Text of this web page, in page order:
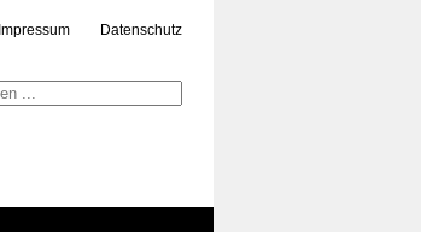
Impressum Datenschutz